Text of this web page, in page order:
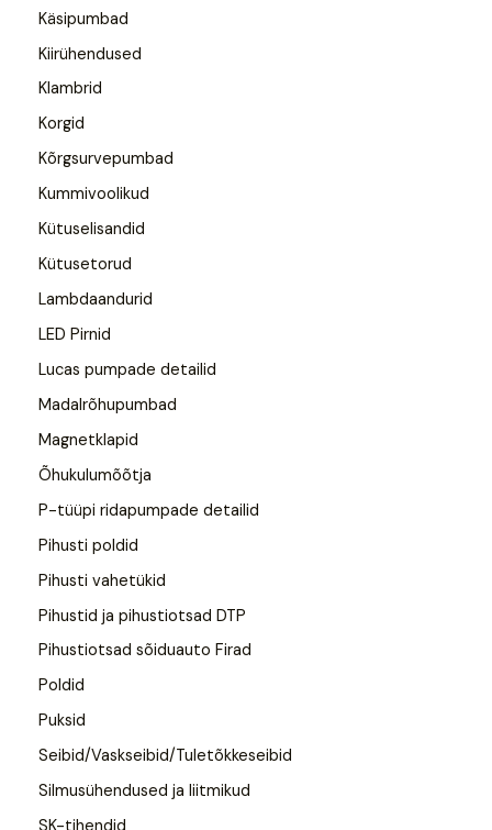
Käsipumbad
Kiirühendused
Klambrid
Korgid
Kõrgsurvepumbad
Kummivoolikud
Kütuselisandid
Kütusetorud
Lambdaandurid
LED Pirnid
Lucas pumpade detailid
Madalrõhupumbad
Magnetklapid
Õhukulumõõtja
P-tüüpi ridapumpade detailid
Pihusti poldid
Pihusti vahetükid
Pihustid ja pihustiotsad DTP
Pihustiotsad sõiduauto Firad
Poldid
Puksid
Seibid/Vaskseibid/Tuletõkkeseibid
Silmusühendused ja liitmikud